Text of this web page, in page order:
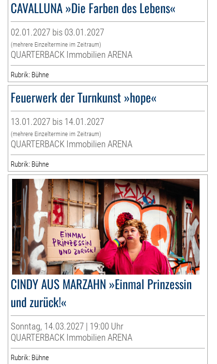
CAVALLUNA »Die Farben des Lebens«
02.01.2027 bis 03.01.2027
(mehrere Einzeltermine im Zeitraum)
QUARTERBACK Immobilien ARENA
Rubrik: Bühne
Feuerwerk der Turnkunst »hope«
13.01.2027 bis 14.01.2027
(mehrere Einzeltermine im Zeitraum)
QUARTERBACK Immobilien ARENA
Rubrik: Bühne
CINDY AUS MARZAHN »Einmal Prinzessin
und zurück!«
Sonntag, 14.03.2027 | 19:00 Uhr
QUARTERBACK Immobilien ARENA
Rubrik: Bühne